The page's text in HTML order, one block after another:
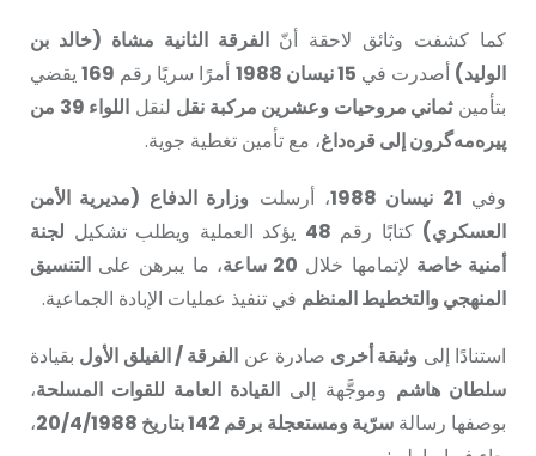
كما كشفت وثائق لاحقة أنّالفرقة الثانية مشاة (خالد بن
الوليد) أصدرت في 15 نيسان 1988 أمرًا سريًا رقم 169يقضي
بتأمينثماني مروحيات وعشرين مركبة نقل لنقل
اللواء 39 من
پيرەمەگرون إلى قره‌داغ، مع تأمين تغطية جوية.
وفي 21 نيسان 1988 ، أرسلت وزارة الدفاع (مديرية الأمن
العسكري) كتابًا رقم 48 يؤكد العملية ويطلب تشكيل لجنة
أمنية خاصة لإتمامها خلال 20 ساعة ، ما يبرهن على التنسيق
المنهجي والتخطيط المنظم في تنفيذ عمليات الإبادة الجماعية.
استنادًا إلى وثيقة أخرى صادرة عن الفرقة / الفيلق الأول بقيادة
سلطان هاشم وموجَّهة إلى القيادة العامة للقوات المسلحة،
بوصفها رسالةسرّية ومستعجلة برقم 142 بتاريخ 20/4/1988
،